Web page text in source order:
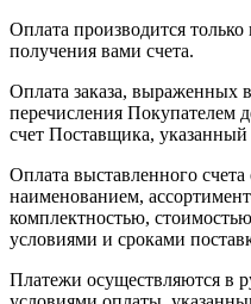
Оплата производится только
получения вами счета.
Оплата заказа, выраженных
перечисления Покупателем
счет Поставщика, указанный
Оплата выставленного счета
наименованием,
комплектностью,
условиями и сроками
Платежи осуществляются в